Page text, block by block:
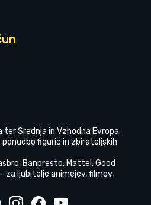
ter Srednja in Vzhodna Evropa
figuric in zbirateljskih
Banpresto, Mattel, Good
za ljubitelje animejev, filmov,